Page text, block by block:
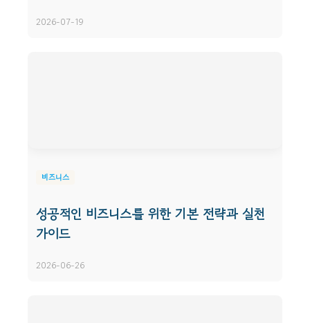
2026-07-19
비즈니스
성공적인 비즈니스를 위한 기본 전략과 실천
가이드
2026-06-26